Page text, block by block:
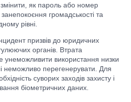
змінити, як пароль або номер
громадськості та
рівні.
призвів до юридичних
органів. Втрата
унеможливити використання низки
неможливо перегенерувати. Для
суворих заходів захисту і
біометричних даних.